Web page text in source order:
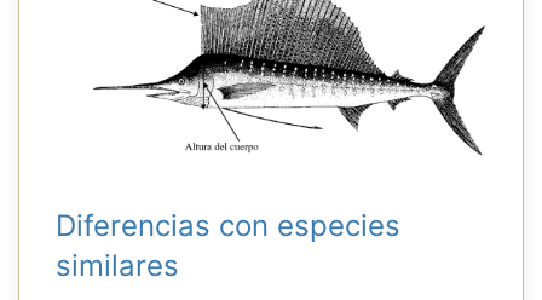
Diferencias con especies
similares